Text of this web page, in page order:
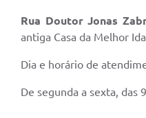
Rua Doutor Jonas
antiga Casa da Melhor
Dia e horário de
De segunda a sexta, das